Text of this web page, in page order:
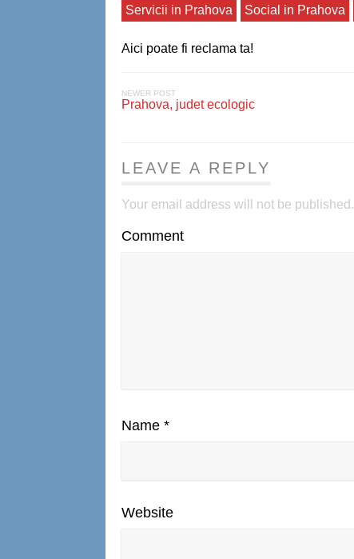
Servicii in Prahova
Social in Prahova
Aici poate fi reclama ta!
NEWER POST
Prahova, judet ecologic
LEAVE A REPLY
Your email address will not be published.
Comment
Name *
Website